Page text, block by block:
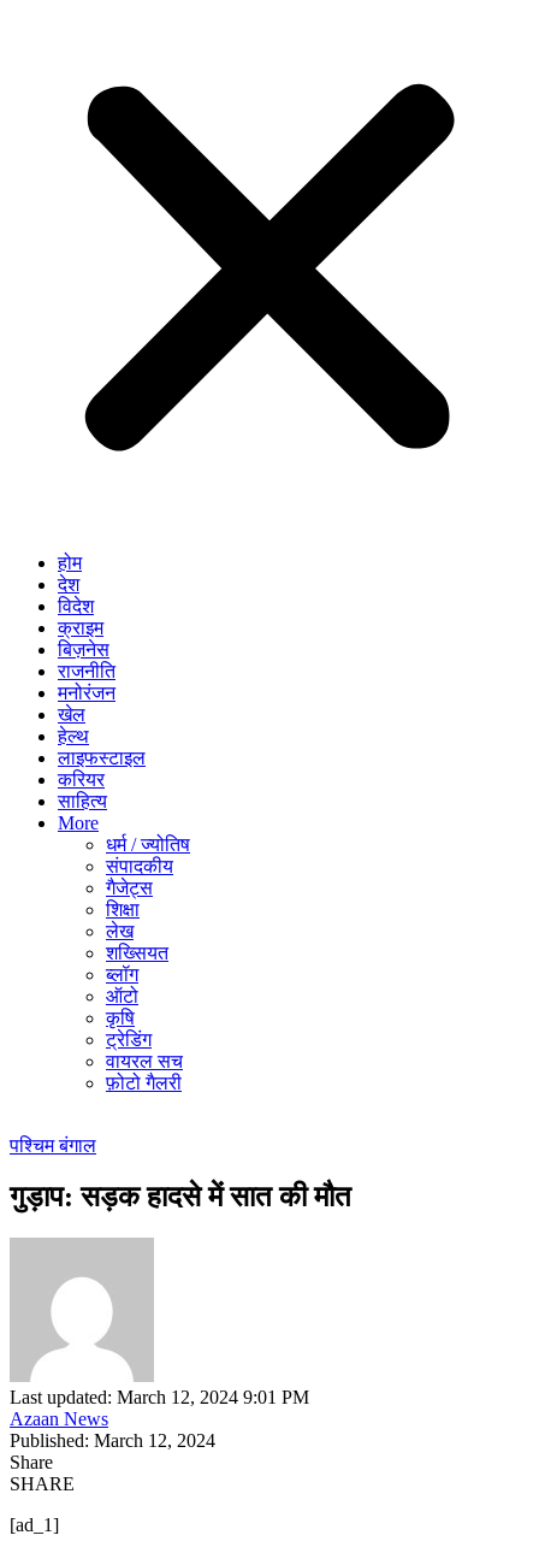
होम
देश
विदेश
क्राइम
बिज़नेस
राजनीति
मनोरंजन
खेल
हेल्थ
लाइफस्टाइल
करियर
साहित्य
More
धर्म / ज्योतिष
संपादकीय
गैजेट्स
शिक्षा
लेख
शख्सियत
ब्लॉग
ऑटो
कृषि
ट्रेडिंग
वायरल सच
फ़ोटो गैलरी
पश्चिम बंगाल
गुड़ाप: सड़क हादसे में सात की मौत
Last updated: March 12, 2024 9:01 PM
Azaan News
Published: March 12, 2024
Share
SHARE
[ad_1]